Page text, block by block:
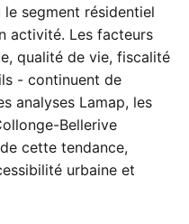
segment résidentiel
activité. Les facteurs
qualité de vie, fiscalité
- continuent de
analyses Lamap, les
Bellerive
cette tendance,
urbaine et